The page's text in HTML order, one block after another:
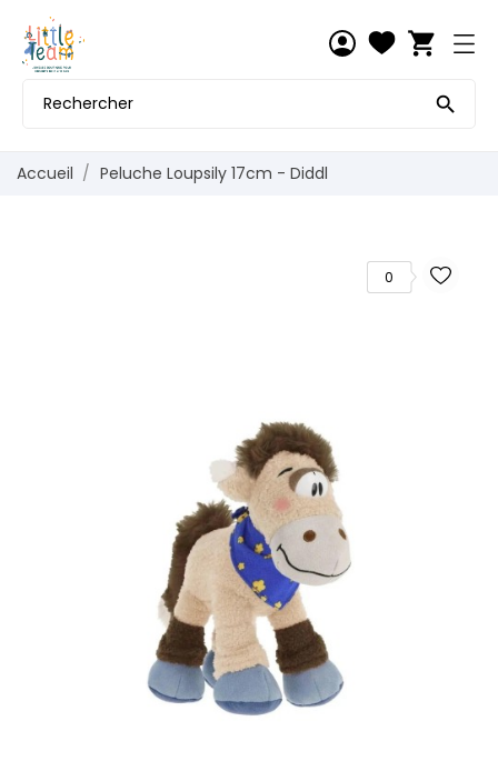
shopping_cart

Accueil Peluche Loupsily 17cm - Diddl
0